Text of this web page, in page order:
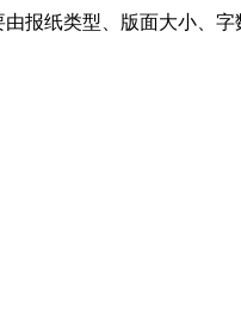
报纸类型、版面大小、